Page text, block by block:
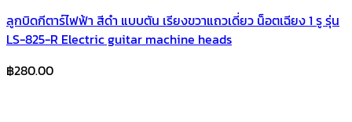
ลูกบิดกีตาร์ไฟฟ้า สีดำ แบบตัน เรียงขวาแถวเดี่ยว น็อตเฉียง 1 รู รุ่น
LS-825-R Electric guitar machine heads
฿280.00